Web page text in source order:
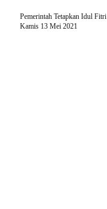
Pemerintah Tetapkan Idul Fitri
Kamis 13 Mei 2021